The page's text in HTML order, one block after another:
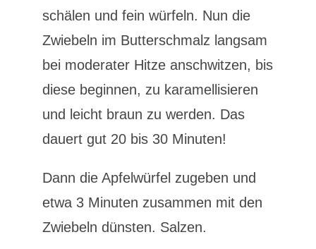
schälen und fein würfeln. Nun die
Zwiebeln im Butterschmalz langsam
bei moderater Hitze anschwitzen, bis
diese beginnen, zu karamellisieren
und leicht braun zu werden. Das
dauert gut 20 bis 30 Minuten!
Dann die Apfelwürfel zugeben und
etwa 3 Minuten zusammen mit den
Zwiebeln dünsten. Salzen.